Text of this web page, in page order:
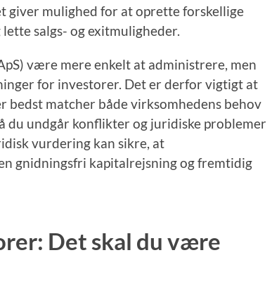
giver mulighed for at oprette forskellige
salgs- og exitmuligheder.
være mere enkelt at administrere, men
for investorer. Det er derfor vigtigt at
bedst matcher både virksomhedens behov
du undgår konflikter og juridiske problemer
vurdering kan sikre, at
gnidningsfri kapitalrejsning og fremtidig
Det skal du være